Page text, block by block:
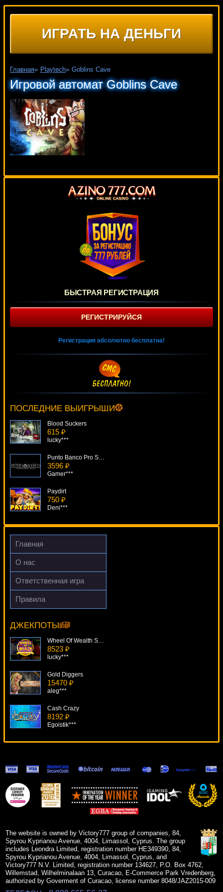
ИГРАТЬ НА ДЕНЬГИ
Главная» Playtech» Goblins Cave
Игровой автомат Goblins Cave
БЫСТРАЯ РЕГИСТРАЦИЯ
РЕГИСТРИРУЙСЯ
Регистрация абсолютно бесплатна!
ПОСЛЕДНИЕ ВЫИГРЫШИ
ivan-lev***
Blood Suckers
615 ₽
lucky***
Punto Banco Pro Series
3596 ₽
Gamer***
Paydirt
750 ₽
Deni***
Roaring Forties
436 ₽
Root77***
Главная
О нас
Ответственная игра
Правила
ДЖЕКПОТЫ
Coyote Cash
aleg***
Wheel Of Wealth Special Edition
8523 ₽
lucky***
Gold Diggers
15470 ₽
aleg***
Cash Crazy
8192 ₽
Egoistik***
Girls With Guns - Jungle Heat
17154 ₽
SmileLow***
Fisticuffs
The website is owned by Victory777 group of companies, 84,
Spyrou Kyprianou Avenue, 4004, Limassol, Cyprus. The group
includes Leondra Limited, registration number HE349390, 84,
Spyrou Kyprianou Avenue, 4004, Limassol, Cyprus, and
Victory777 N.V. Limited, registration number 134627, P.O. Box 4762,
Willemstad, Wilhelminalaan 13, Curacao, E-Commerce Park Vredenberg,
authorized by Goverment of Curacao, license number 8048/JAZ2015-009